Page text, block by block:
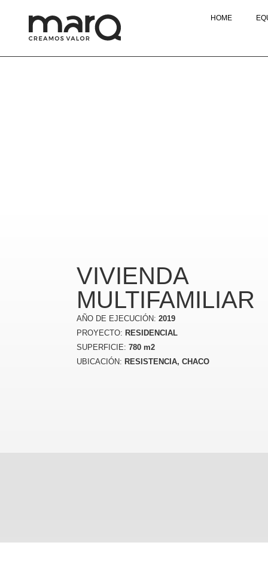
HOME
VIVIENDA
MULTIFAMILIAR
AÑO DE EJECUCIÓN: 2019
PROYECTO: RESIDENCIAL
SUPERFICIE: 780 m2
UBICACIÓN: RESISTENCIA, CHACO